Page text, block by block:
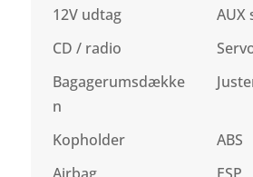
12V udtag
AUX
CD / radio
Bagagerumsdække
n
Kopholder
ABS